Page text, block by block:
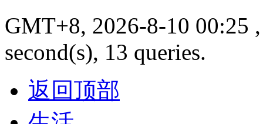
GMT+8, 2026-8-10 00:25
second(s), 13 queries.
返回顶部